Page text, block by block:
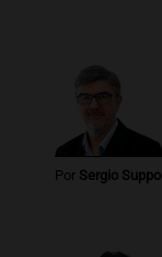
Por Sergio Suppo